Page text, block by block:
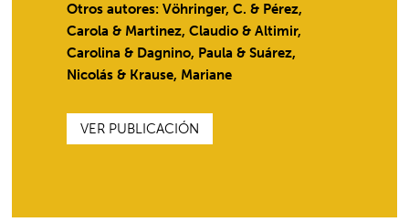
Otros autores: Vöhringer, C. & Pérez,
Carola & Martinez, Claudio & Altimir,
Carolina & Dagnino, Paula & Suárez,
Nicolás & Krause, Mariane
VER PUBLICACIÓN